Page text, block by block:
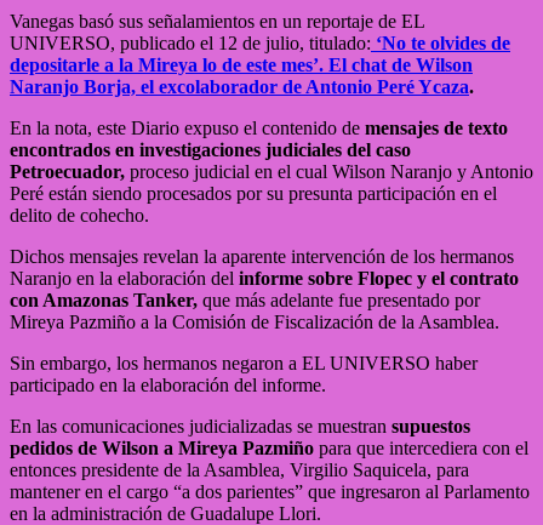
Vanegas basó sus señalamientos en un reportaje de EL
UNIVERSO, publicado el 12 de julio, titulado: ‘No te olvides de
depositarle a la Mireya lo de este mes’. El chat de Wilson
Naranjo Borja, el excolaborador de Antonio Peré Ycaza.
En la nota, este Diario expuso el contenido de mensajes de texto
encontrados en investigaciones judiciales del caso
Petroecuador, proceso judicial en el cual Wilson Naranjo y Antonio
Peré están siendo procesados por su presunta participación en el
delito de cohecho.
Dichos mensajes revelan la aparente intervención de los hermanos
Naranjo en la elaboración del informe sobre Flopec y el contrato
con Amazonas Tanker, que más adelante fue presentado por
Mireya Pazmiño a la Comisión de Fiscalización de la Asamblea.
Sin embargo, los hermanos negaron a EL UNIVERSO haber
participado en la elaboración del informe.
En las comunicaciones judicializadas se muestran supuestos
pedidos de Wilson a Mireya Pazmiño para que intercediera con el
entonces presidente de la Asamblea, Virgilio Saquicela, para
mantener en el cargo “a dos parientes” que ingresaron al Parlamento
en la administración de Guadalupe Llori.